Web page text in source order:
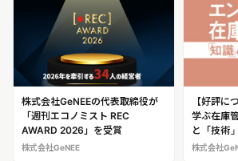
株式会社GeNEEの代表取締役が
「週刊エコノミスト REC
AWARD 2026」を受賞
株式会社GeNEE
【好評に
学ぶ在庫
と「技術」
株式会社